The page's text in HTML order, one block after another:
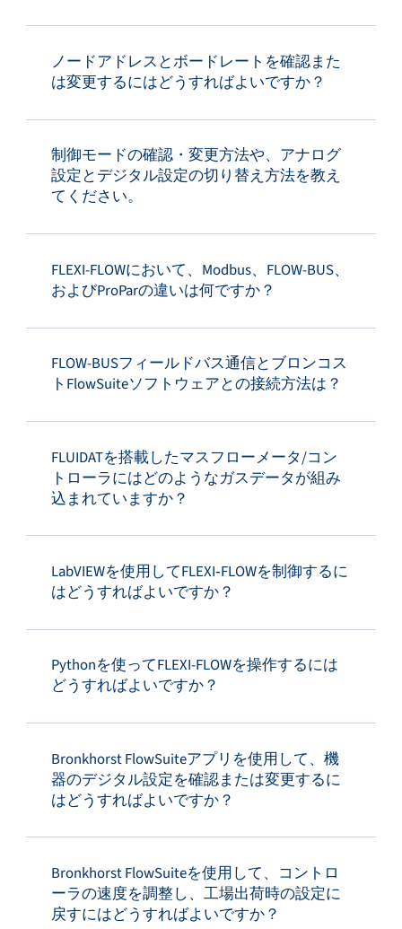
ノードアドレスとボードレートを確認また
は変更するにはどうすればよいですか？
制御モードの確認・変更方法や、アナログ
設定とデジタル設定の切り替え方法を教え
てください。
FLEXI-FLOWにおいて、Modbus、FLOW-BUS、
およびProParの違いは何ですか？
FLOW-BUSフィールドバス通信とブロンコス
トFlowSuiteソフトウェアとの接続方法は？
FLUIDATを搭載したマスフローメータ/コン
トローラにはどのようなガスデータが組み
込まれていますか？
LabVIEWを使用してFLEXI‑FLOWを制御するに
はどうすればよいですか？
Pythonを使ってFLEXI-FLOWを操作するには
どうすればよいですか？
Bronkhorst FlowSuiteアプリを使用して、機
器のデジタル設定を確認または変更するに
はどうすればよいですか？
Bronkhorst FlowSuiteを使用して、コントロ
ーラの速度を調整し、工場出荷時の設定に
戻すにはどうすればよいですか？